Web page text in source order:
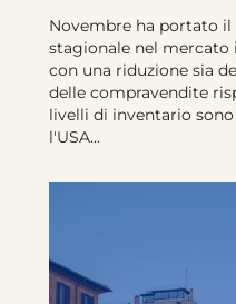
Novembre ha portato
stagionale nel
con una riduzione sia
delle compravendite
livelli di inventario
l'USA...